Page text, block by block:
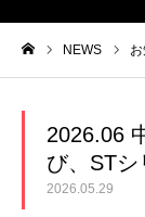
NEWS
2026.06
び、ST
2026.05.29